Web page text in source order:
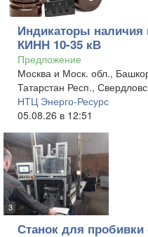
Индикаторы наличия
КИНН 10-35 кВ
Предложение
Москва и Моск. обл.,
Татарстан Респ.,
НТЦ Энерго-Ресурс
05.08.26 в 12:51
3
Станок для пробивки